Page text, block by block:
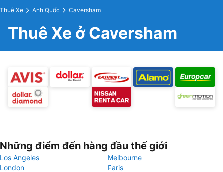
Thuê Xe Anh Quốc Caversham
Thuê Xe ở Caversham
Những điểm đến hàng đầu thế giới
Los Angeles
Melbourne
London
Paris